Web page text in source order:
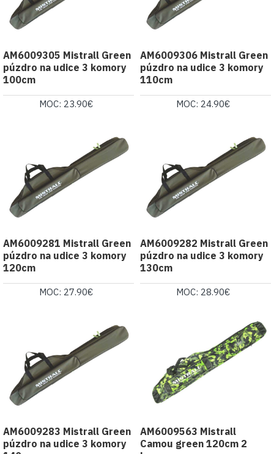
AM6009305 Mistrall Green
púzdro na udice 3 komory
100cm
MOC: 23.90€
AM6009306 Mistrall Green
púzdro na udice 3 komory
110cm
MOC: 24.90€
AM6009281 Mistrall Green
púzdro na udice 3 komory
120cm
MOC: 27.90€
AM6009282 Mistrall Green
púzdro na udice 3 komory
130cm
MOC: 28.90€
AM6009283 Mistrall Green
púzdro na udice 3 komory
AM6009563 Mistrall
Camou green 120cm 2